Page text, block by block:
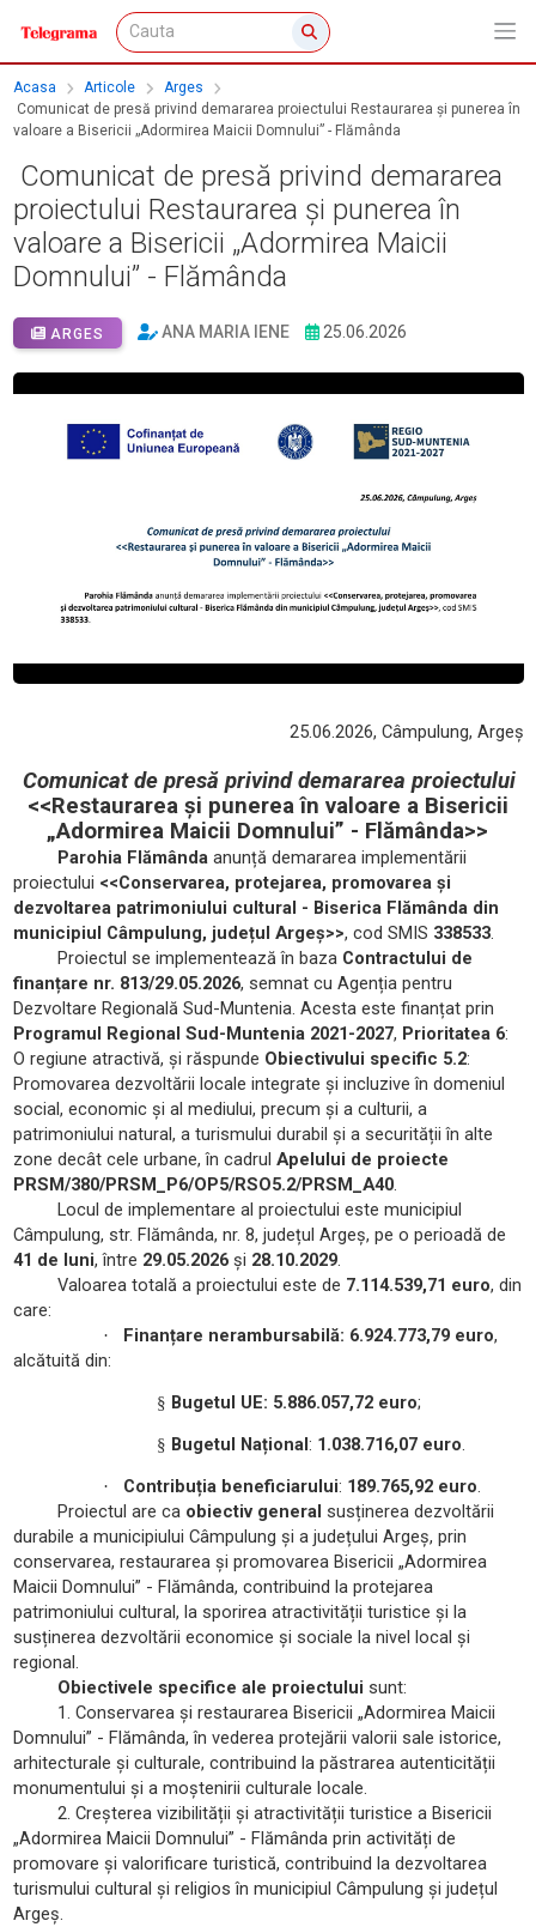
Acasa Articole
Arges
Comunicat de presă privind demararea proiectului Restaurarea și punerea în
valoare a Bisericii „Adormirea Maicii Domnului” - Flămânda
Comunicat de presă privind demararea
proiectului Restaurarea și punerea în
valoare a Bisericii „Adormirea Maicii
Domnului” - Flămânda
ARGES ANA MARIA IENE 25.06.2026
25.06.2026, Câmpulung, Argeș
Comunicat de presă privind demararea proiectului
<<Restaurarea și punerea în valoare a Bisericii
„Adormirea Maicii Domnului” - Flămânda>>
Parohia Flămândaanunță demararea implementării
proiectului <<Conservarea, protejarea, promovarea și
dezvoltarea patrimoniului cultural - Biserica Flămânda din
municipiul Câmpulung, județul Argeș>>, cod SMIS 338533.
Proiectul se implementează în baza Contractului de
finanțare nr. 813/29.05.2026, semnat cu Agenția pentru
Dezvoltare Regională Sud-Muntenia. Acesta este finanțat prin
Programul Regional Sud-Muntenia 2021-2027, Prioritatea 6:
O regiune atractivă, și răspunde Obiectivului specific 5.2:
Promovarea dezvoltării locale integrate și incluzive în domeniul
social, economic și al mediului, precum și a culturii, a
patrimoniului natural, a turismului durabil și a securității în alte
zone decât cele urbane, în cadrul Apelului de proiecte
PRSM/380/PRSM_P6/OP5/RSO5.2/PRSM_A40.
Locul de implementare al proiectului este municipiul
Câmpulung, str. Flămânda, nr. 8, județul Argeș, pe o perioadă de
41 de luni, între 29.05.2026și 28.10.2029.
Valoarea totală a proiectului este de 7.114.539,71 euro, din
care:
· Finanțare nerambursabilă: 6.924.773,79 euro,
alcătuită din:
§ Bugetul UE: 5.886.057,72 euro;
§ Bugetul Național : 1.038.716,07 euro.
· Contribuția beneficiarului: 189.765,92 euro.
Proiectul are ca obiectiv general susținerea dezvoltării
durabile a municipiului Câmpulung și a județului Argeș, prin
conservarea, restaurarea și promovarea Bisericii „Adormirea
Maicii Domnului” - Flămânda, contribuind la protejarea
patrimoniului cultural, la sporirea atractivității turistice și la
susținerea dezvoltării economice și sociale la nivel local și
regional.
Obiectivele specifice ale proiectului sunt:
1. Conservarea și restaurarea Bisericii „Adormirea Maicii
Domnului” - Flămânda, în vederea protejării valorii sale istorice,
arhitecturale și culturale, contribuind la păstrarea autenticității
monumentului și a moștenirii culturale locale.
2. Creșterea vizibilității și atractivității turistice a Bisericii
„Adormirea Maicii Domnului” - Flămânda prin activități de
promovare și valorificare turistică, contribuind la dezvoltarea
turismului cultural și religios în municipiul Câmpulung și județul
Argeș.